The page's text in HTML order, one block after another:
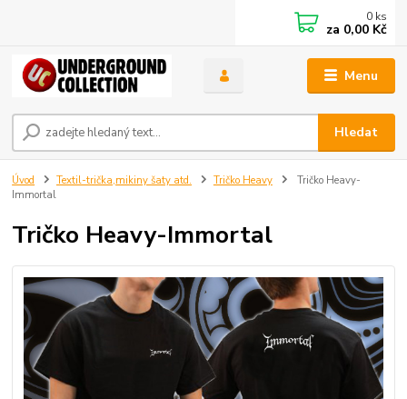
Menu
Hledat
0 ks
za 0,00 Kč
Úvod Textil-trička,mikiny šaty atd. Tričko Heavy
Tričko Heavy-
Immortal
Tričko Heavy-Immortal